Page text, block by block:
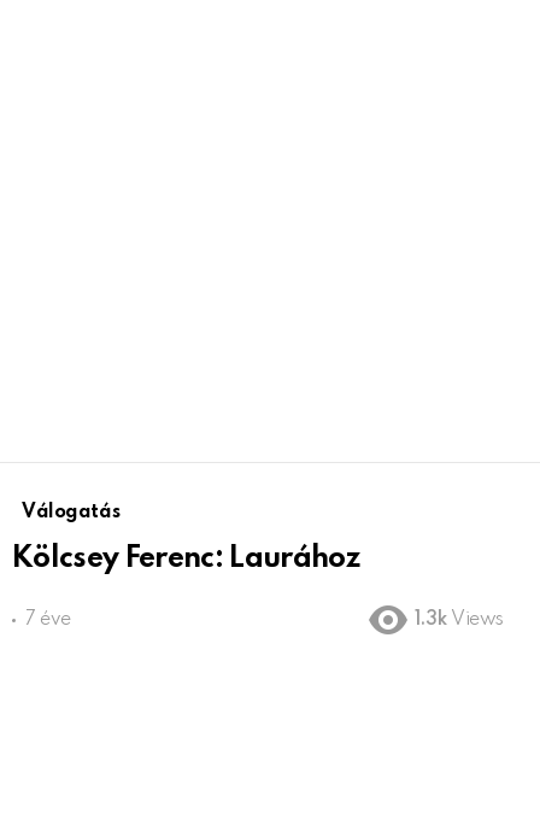
Válogatás
Kölcsey Ferenc: Laurához
7 éve 1.3k Views